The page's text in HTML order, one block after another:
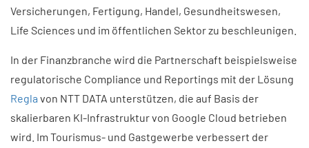
Versicherungen, Fertigung, Handel, Gesundheitswesen,
Life Sciences und im öffentlichen Sektor zu beschleunigen.
In der Finanzbranche wird die Partnerschaft beispielsweise
regulatorische Compliance und Reportings mit der Lösung
Regla von NTT DATA unterstützen, die auf Basis der
skalierbaren KI-Infrastruktur von Google Cloud betrieben
wird. Im Tourismus- und Gastgewerbe verbessert der